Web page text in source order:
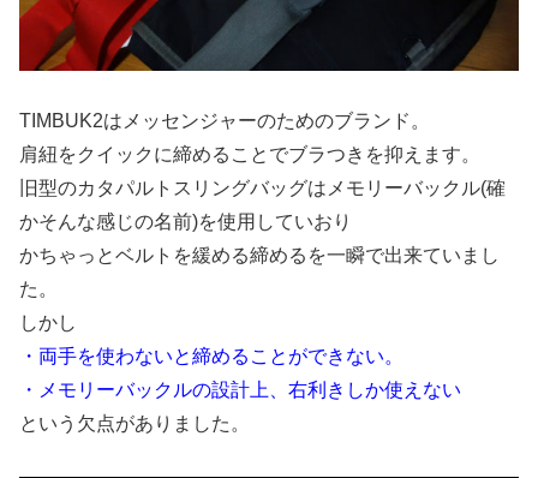
TIMBUK2はメッセンジャーのためのブランド。
肩紐をクイックに締めることでブラつきを抑えます。
旧型のカタパルトスリングバッグはメモリーバックル(確
かそんな感じの名前)を使用していおり
かちゃっとベルトを緩める締めるを一瞬で出来ていまし
た。
しかし
・両手を使わないと締めることができない。
・メモリーバックルの設計上、右利きしか使えない
という欠点がありました。